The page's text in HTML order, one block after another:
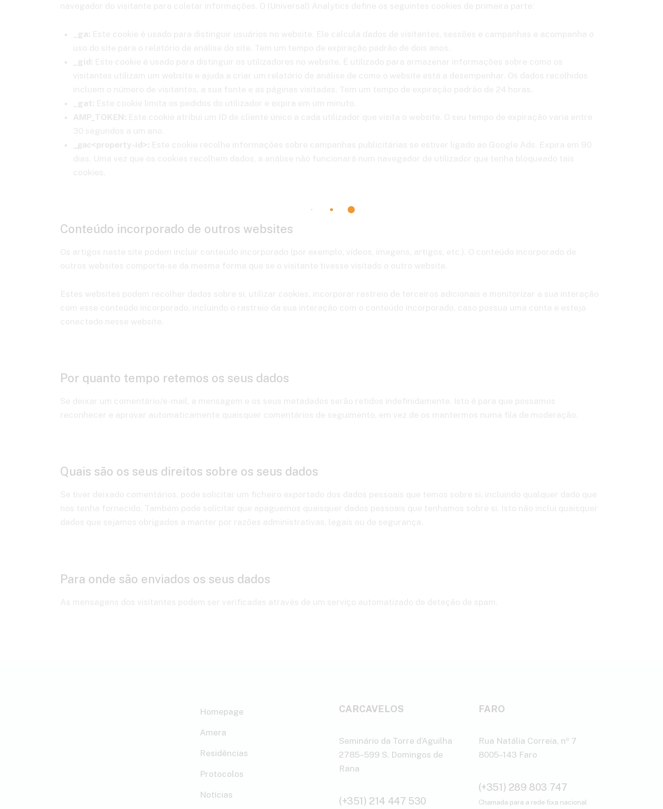
navegador do visitante para coletar informações. O (Universal) Analytics define os seguintes cookies de primeira parte:
_ga: Este cookie é usado para distinguir usuários no website. Ele calcula dados de visitantes, sessões e campanhas e acompanha o
uso do site para o relatório de análise do site. Tem um tempo de expiração padrão de dois anos.
_gid: Este cookie é usado para distinguir os utilizadores no website. É utilizado para armazenar informações sobre como os
visitantes utilizam um website e ajuda a criar um relatório de análise de como o website está a desempenhar. Os dados recolhidos
incluem o número de visitantes, a sua fonte e as páginas visitadas. Tem um tempo de expiração padrão de 24 horas.
_gat: Este cookie limita os pedidos do utilizador e expira em um minuto.
AMP_TOKEN: Este cookie atribui um ID de cliente único a cada utilizador que visita o website. O seu tempo de expiração varia entre
30 segundos a um ano.
gac<property-id>: Este cookie recolhe informações sobre campanhas publicitárias se estiver ligado ao Google Ads. Expira em 90
dias. Uma vez que os cookies recolhem dados, a análise não funcionará num navegador de utilizador que tenha bloqueado tais
cookies.
Conteúdo incorporado de outros websites
Os artigos neste site podem incluir conteúdo incorporado (por exemplo, vídeos, imagens, artigos, etc.). O conteúdo incorporado de
outros websites comporta-se da mesma forma que se o visitante tivesse visitado o outro website.
Estes websites podem recolher dados sobre si, utilizar cookies, incorporar rastreio de terceiros adicionais e monitorizar a sua interação
com esse conteúdo incorporado, incluindo o rastreio da sua interação com o conteúdo incorporado, caso possua uma conta e esteja
conectado nesse website.
Por quanto tempo retemos os seus dados
Se deixar um comentário/e-mail, a mensagem e os seus metadados serão retidos indefinidamente. Isto é para que possamos
reconhecer e aprovar automaticamente quaisquer comentários de seguimento, em vez de os mantermos numa fila de moderação.
Quais são os seus direitos sobre os seus dados
Se tiver deixado comentários, pode solicitar um ficheiro exportado dos dados pessoais que temos sobre si, incluindo qualquer dado que
nos tenha fornecido. Também pode solicitar que apaguemos quaisquer dados pessoais que tenhamos sobre si. Isto não inclui quaisquer
dados que sejamos obrigados a manter por razões administrativas, legais ou de segurança.
Para onde são enviados os seus dados
As mensagens dos visitantes podem ser verificadas através de um serviço automatizado de deteção de spam.
Homepage
Amera
Residências
Protocolos
Notícias
CARCAVELOS
Seminário da Torre d’Aguilha
2785–599 S. Domingos de
Rana
(+351) 214 447 530
FARO
Rua Natália Correia, nº 7
8005–143 Faro
(+351) 289 803 747
Chamada para a rede fixa nacional